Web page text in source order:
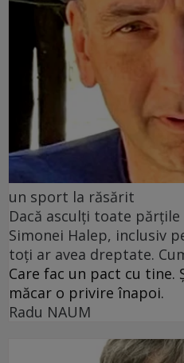
un sport la răsărit
Dacă asculți toate
Simonei Halep, inclusiv
toți ar avea dreptate.
Care fac un pact cu tine.
măcar o privire înapoi.
Radu NAUM